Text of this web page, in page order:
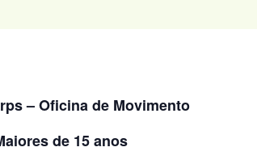
– Oficina de Movimento
de 15 anos